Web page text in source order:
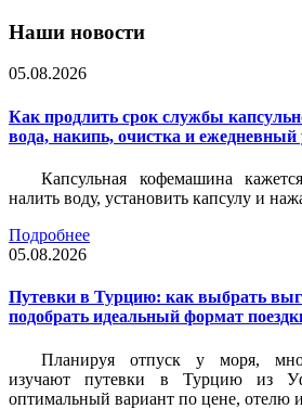
Наши новости
05.08.2026
Как продлить срок службы
вода, накипь, очистка и ежедневный
Капсульная кофемашина
налить воду, установить капсулу и
Подробнее
05.08.2026
Путевки в Турцию: как выбрать
подобрать идеальный формат
Планируя отпуск у моря,
изучают путевки в Турцию из
оптимальный вариант по цене, отелю